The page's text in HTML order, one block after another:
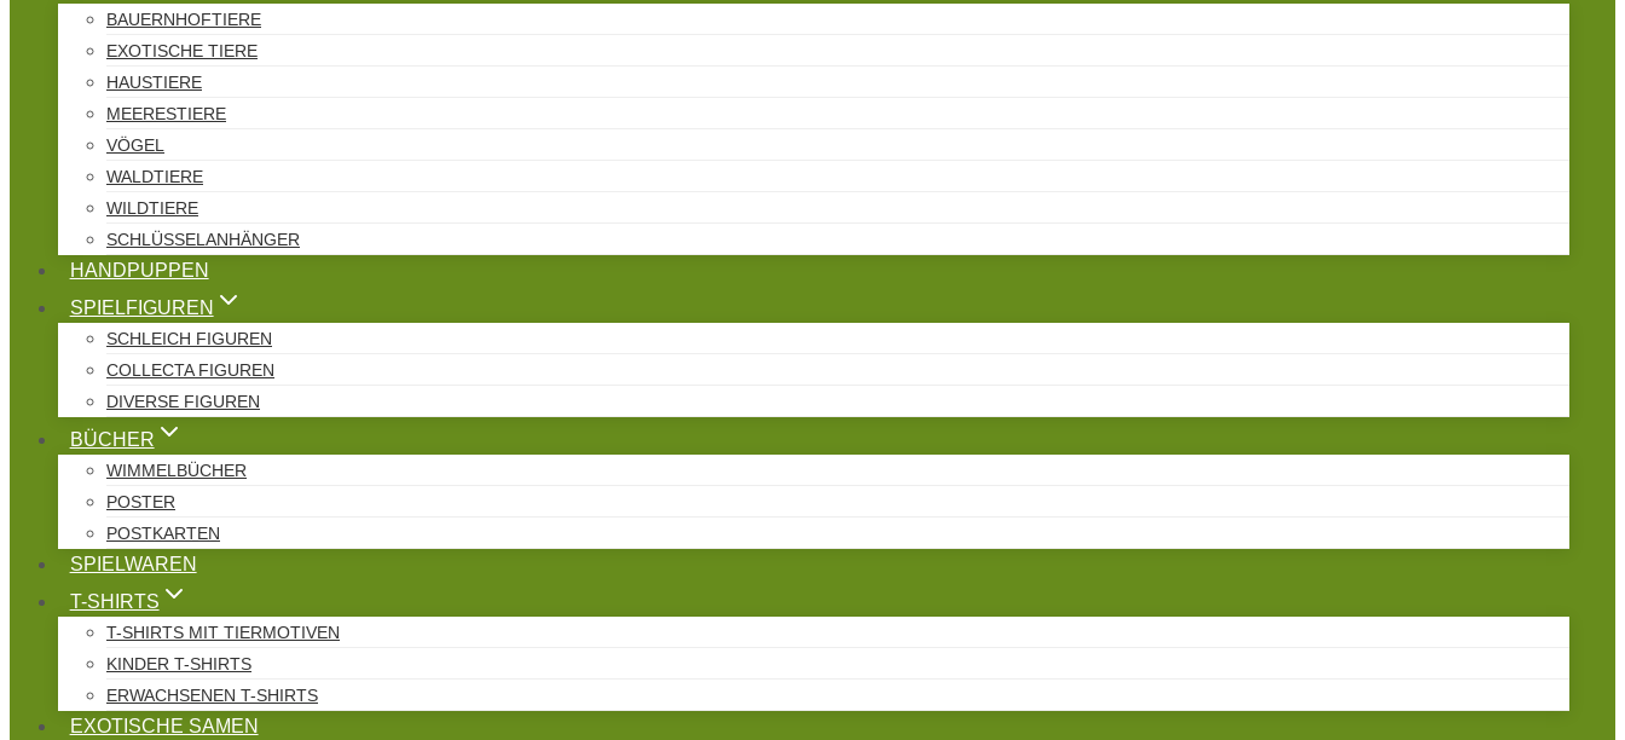
BAUERNHOFTIERE
EXOTISCHE TIERE
HAUSTIERE
MEERESTIERE
VÖGEL
WALDTIERE
WILDTIERE
SCHLÜSSELANHÄNGER
HANDPUPPEN
SPIELFIGUREN
SCHLEICH FIGUREN
COLLECTA FIGUREN
DIVERSE FIGUREN
BÜCHER
WIMMELBÜCHER
POSTER
POSTKARTEN
SPIELWAREN
T-SHIRTS
T-SHIRTS MIT TIERMOTIVEN
KINDER T-SHIRTS
ERWACHSENEN T-SHIRTS
EXOTISCHE SAMEN